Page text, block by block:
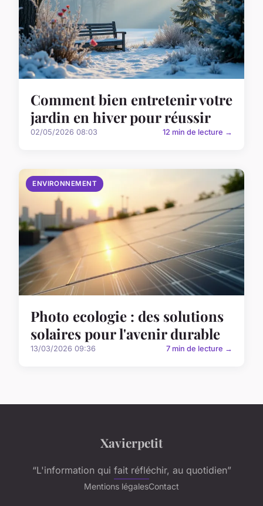
Comment bien entretenir votre
jardin en hiver pour réussir
02/05/2026 08:03 12 min de lecture →
ENVIRONNEMENT
Photo ecologie : des solutions
solaires pour l'avenir durable
13/03/2026 09:36 7 min de lecture →
Xavierpetit
“L'information qui fait réfléchir, au quotidien”
Mentions légalesContact